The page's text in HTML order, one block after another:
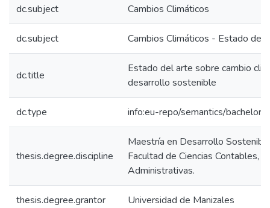
dc.subject Cambios Climáticos
dc.subject Cambios Climáticos - Estado del
dc.title
Estado del arte sobre cambio
desarrollo sostenible
dc.type info:eu-repo/semantics/
thesis.degree.discipline
Maestría en Desarrollo
Facultad de Ciencias Contables,
Administrativas.
thesis.degree.grantor Universidad de Manizales